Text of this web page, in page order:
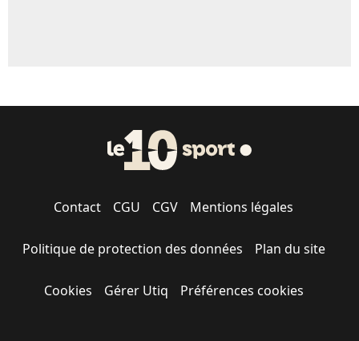
Contact CGU CGV Mentions légales
Politique de protection des données Plan du site
Cookies Gérer Utiq Préférences cookies